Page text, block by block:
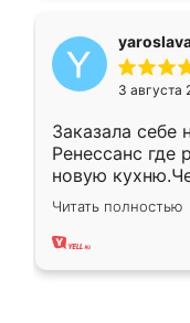
3 августа
Заказала себе
Ренессанс где
новую
вполне
два года,
Читать полностью